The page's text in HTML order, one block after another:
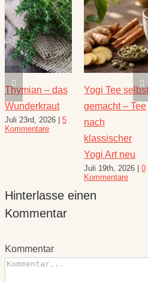
Thymian – das
Wunderkraut
Juli 23rd, 2026
5
Kommentare
Yogi Tee selbst
gemacht – Tee
nach
klassischer
Yogi Art neu
Juli 19th, 2026
0
Kommentare
Hinterlasse einen
Kommentar
Kommentar